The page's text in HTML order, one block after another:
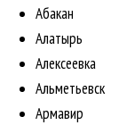
Абакан
Алатырь
Алексеевка
Альметьевск
Армавир